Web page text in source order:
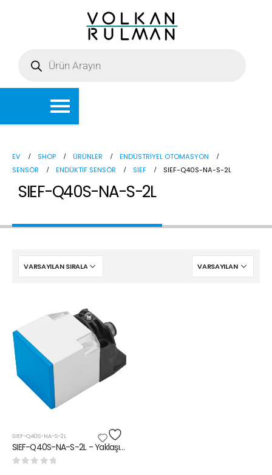
EV SHOP ÜRÜNLER
ENDÜSTRIYEL OTOMASYON
SENSÖR
ENDÜKTIF SENSÖR SIEF SIEF-Q40S-NA-S-2L
SIEF-Q40S-NA-S-2L
SIEF-Q40S-NA-S-2L
SIEF-Q40S-NA-S-2L - Yaklaşım sensörü|Silindir Sensörü